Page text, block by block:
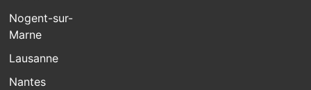
Nogent-sur-
Marne
Lausanne
Nantes